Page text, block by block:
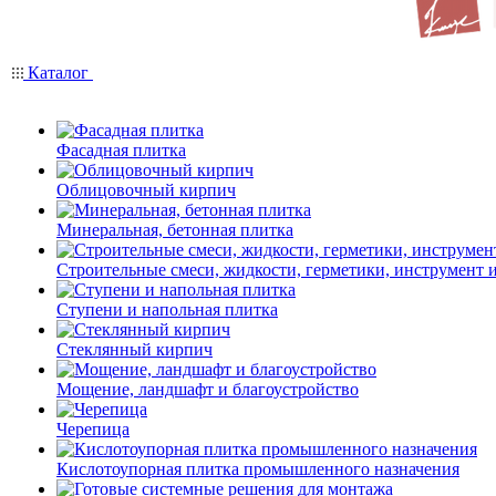
Каталог
Фасадная плитка
Облицовочный кирпич
Минеральная, бетонная плитка
Строительные смеси, жидкости, герметики, инструмент
Ступени и напольная плитка
Cтеклянный кирпич
Мощение, ландшафт и благоустройство
Черепица
Кислотоупорная плитка промышленного назначения